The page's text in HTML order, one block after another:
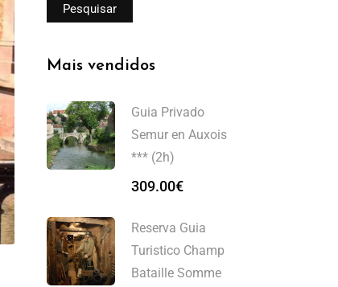
Pesquisar
Mais vendidos
Guia Privado
Semur en Auxois
*** (2h)
309.00€
Reserva Guia
Turistico Champ
Bataille Somme